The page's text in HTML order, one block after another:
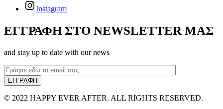
Instagram
ΕΓΓΡΑΦΗ ΣΤΟ NEWSLETTER ΜΑΣ
and stay up to date with our news
© 2022 HAPPY EVER AFTER. ALL RIGHTS RESERVED.